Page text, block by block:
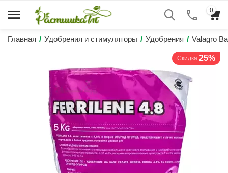
0
Главная / Удобрения и стимуляторы / Удобрения / Valagrо
Скидка 25%